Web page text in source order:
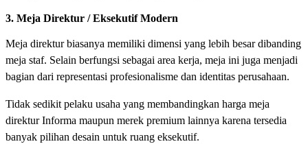
3. Meja Direktur / Eksekutif Modern
Meja direktur biasanya memiliki dimensi yang lebih besar dibanding
meja staf. Selain berfungsi sebagai area kerja, meja ini juga menjadi
bagian dari representasi profesionalisme dan identitas perusahaan.
Tidak sedikit pelaku usaha yang membandingkan harga meja
direktur Informa maupun merek premium lainnya karena tersedia
banyak pilihan desain untuk ruang eksekutif.